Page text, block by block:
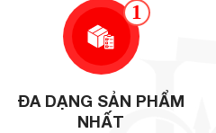
1
ĐA DẠNG SẢN PHẨM
NHẤT